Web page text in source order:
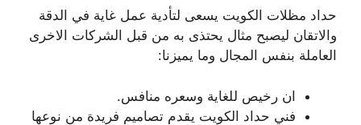
حداد مظلات الكويت يسعى لتأدية عمل غاية في الدقة
والاتقان ليصبح مثال يحتذى به من قبل الشركات الاخرى
العاملة بنفس المجال وما يميزنا:
ان رخيص للغاية وسعره منافس.
فني حداد الكويت يقدم تصاميم فريدة من نوعها